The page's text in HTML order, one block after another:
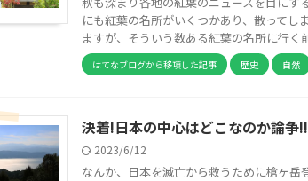
にも紅葉の名所がいくつかあり、散ってし
ますが、そういう数ある紅葉の名所に行く
はてなブログから移項した記事 歴史 自然
決着!日本の中心はどこなのか論争
2023/6/12
なんか、日本を滅亡から救うために槍ヶ